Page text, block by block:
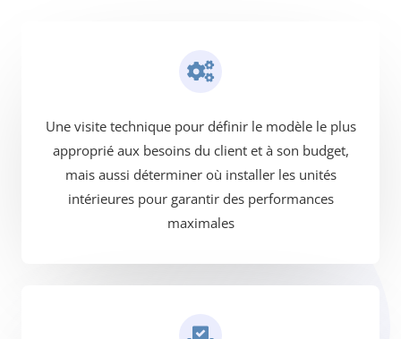
Une visite technique pour définir le modèle le plus
approprié aux besoins du client et à son budget,
mais aussi déterminer où installer les unités
intérieures pour garantir des performances
maximales